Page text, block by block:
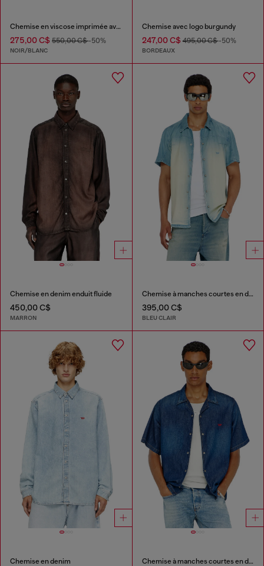
Chemise en viscose imprimée avec fermeture zippée sur le devant
275,00 C$ 550,00 C$-50%
NOIR/BLANC
Chemise avec logo burgundy
247,00 C$495,00 C$-50%
BORDEAUX
Chemise en denim enduit fluide
450,00 C$
MARRON
Chemise à manches courtes en denim fluide surteint
395,00 C$
BLEU CLAIR
Chemise en denim Chemise à manches courtes en denim